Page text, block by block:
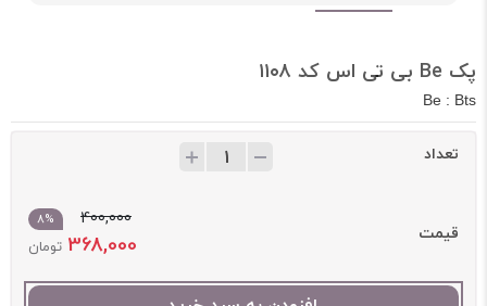
پک Be بی تی اس کد ۱۱۰۸
Be : Bts
تعداد
قیمت
400,000
8%
368,000 تومان